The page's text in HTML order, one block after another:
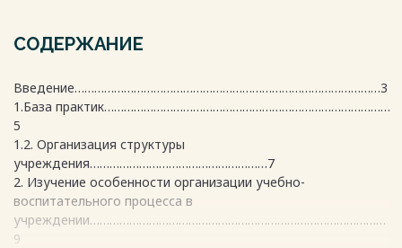
СОДЕРЖАНИЕ
Введение…………………………………………………………………………………3
1.База практик……………………………………………………………………………
5
1.2. Организация структуры
учреждения………………………………………………7
2. Изучение особенности организации учебно-
воспитательного процесса в
учреждении………………………………………………………………………………
9